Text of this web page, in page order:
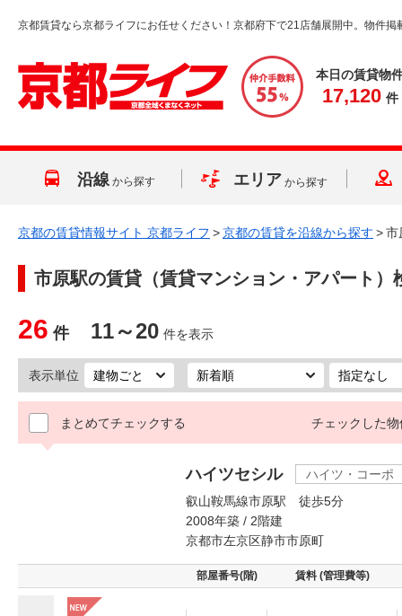
京都賃貸なら京都ライフにお任せください！京都府下で21店舗展開中。物件掲
本日の賃貸物
17,120 件
沿線 から探す エリア から探す
京都の賃貸情報サイト 京都ライフ >京都の賃貸を沿線から探す >市
市原駅の賃貸（賃貸マンション・アパート）
26 件 11～20 件を表示
表示単位
まとめてチェックする チェックした物
ハイツセシル
ハイツ・コーポ
叡山鞍馬線市原駅 徒歩5分
2008年築 / 2階建
京都市左京区静市市原町
部屋番号(階) 賃料 (管理費等)